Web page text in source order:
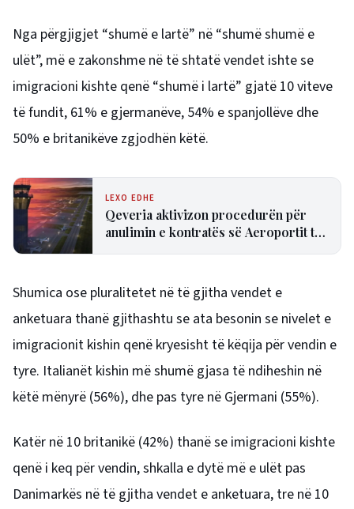
Nga përgjigjet “shumë e lartë” në “shumë shumë e
ulët”, më e zakonshme në të shtatë vendet ishte se
imigracioni kishte qenë “shumë i lartë” gjatë 10 viteve
të fundit, 61% e gjermanëve, 54% e spanjollëve dhe
50% e britanikëve zgjodhën këtë.
LEXO EDHE
Qeveria aktivizon procedurën për
anulimin e kontratës së Aeroportit të
Shumica ose pluralitetet në të gjitha vendet e
anketuara thanë gjithashtu se ata besonin se nivelet e
imigracionit kishin qenë kryesisht të këqija për vendin e
tyre. Italianët kishin më shumë gjasa të ndiheshin në
këtë mënyrë (56%), dhe pas tyre në Gjermani (55%).
Katër në 10 britanikë (42%) thanë se imigracioni kishte
qenë i keq për vendin, shkalla e dytë më e ulët pas
Danimarkës në të gjitha vendet e anketuara, tre në 10